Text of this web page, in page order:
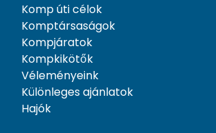
Komp úti célok
Komptársaságok
Kompjáratok
Kompkikötők
Véleményeink
Különleges ajánlatok
Hajók